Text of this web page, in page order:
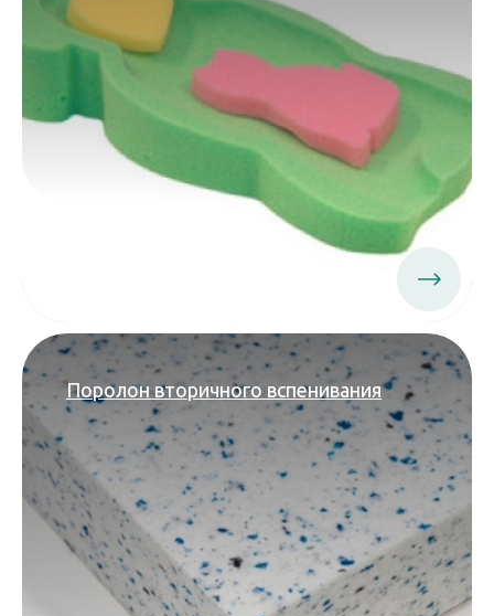
Поролон вторичного вспенивания